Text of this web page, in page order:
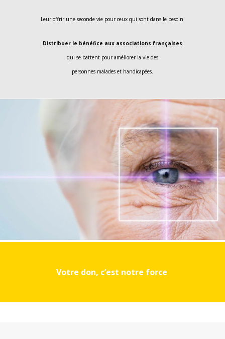
Leur offrir une seconde vie pour ceux qui sont dans le besoin.
Distribuer le bénéfice aux associations françaises
qui se battent pour améliorer la vie des
personnes malades et handicapées.
Votre don, c’est notre force